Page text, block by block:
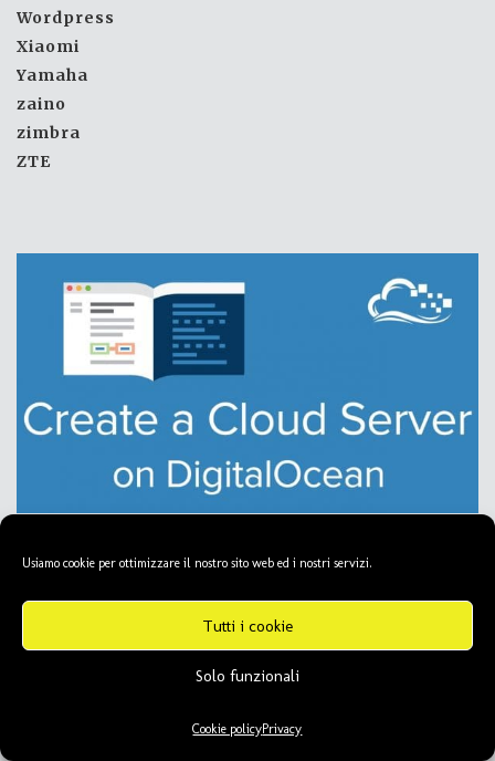
Usiamo cookie per ottimizzare il nostro sito web ed i nostri servizi.
Tutti i cookie
Solo funzionali
Cookie policyPrivacy
Wordpress
Xiaomi
Yamaha
zaino
zimbra
ZTE